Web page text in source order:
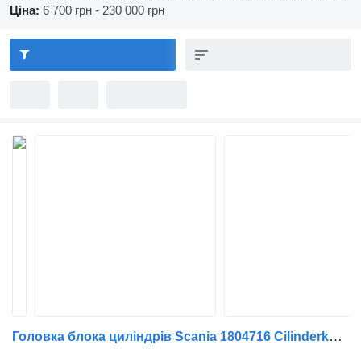
Ціна: 6 700 грн - 230 000 грн
Головка блока циліндрів Scania 1804716 Cilinderkop 1743125 до вантажівки